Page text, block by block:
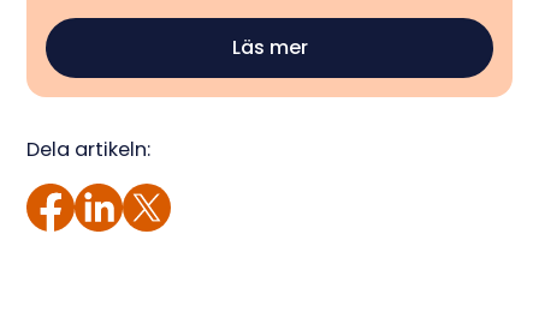
Läs mer
Dela artikeln: